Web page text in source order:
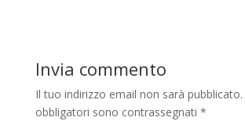
Invia commento
Il tuo indirizzo email non sarà pubblicato.
obbligatori sono contrassegnati *